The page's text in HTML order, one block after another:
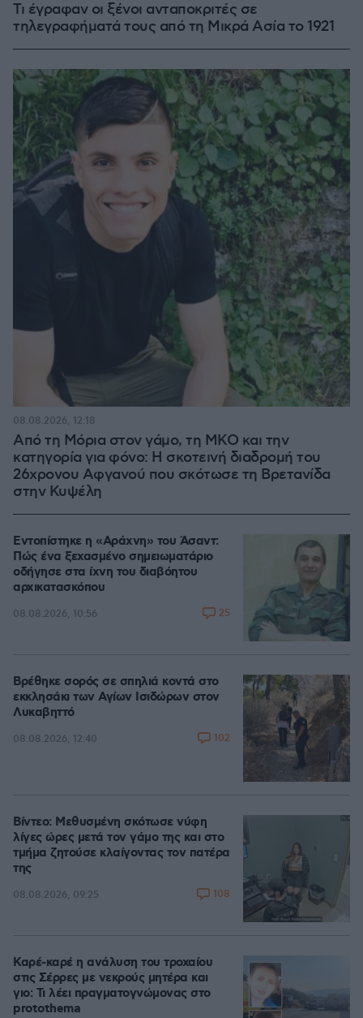
Τι έγραφαν οι ξένοι ανταποκριτές σε
τηλεγραφήματά τους από τη Μικρά Ασία το 1921
Από τη Μόρια στον γάμο, τη ΜΚΟ και την
κατηγορία για φόνο: Η σκοτεινή διαδρομή του
26χρονου Αφγανού που σκότωσε τη Βρετανίδα
στην Κυψέλη
08.08.2026, 12:18
Εντοπίστηκε η «Αράχνη» του Άσαντ:
Πώς ένα ξεχασμένο σημειωματάριο
οδήγησε στα ίχνη του διαβόητου
αρχικατασκόπου
08.08.2026, 10:56 25
Βρέθηκε σορός σε σπηλιά κοντά στο
εκκλησάκι των Αγίων Ισιδώρων στον
Λυκαβηττό
08.08.2026, 12:40 102
Βίντεο: Μεθυσμένη σκότωσε νύφη
λίγες ώρες μετά τον γάμο της και στο
τμήμα ζητούσε κλαίγοντας τον πατέρα
της
08.08.2026, 09:25 108
Καρέ-καρέ η ανάλυση του τροχαίου
στις Σέρρες με νεκρούς μητέρα και
γιο: Τι λέει πραγματογνώμονας στο
protothema